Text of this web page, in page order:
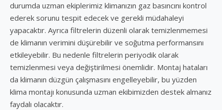
durumda uzman ekiplerimiz klimanızın gaz basıncını kontrol
ederek sorunu tespit edecek ve gerekli müdahaleyi
yapacaktır. Ayrıca filtrelerin düzenli olarak temizlenmemesi
de klimanın verimini düşürebilir ve soğutma performansını
etkileyebilir. Bu nedenle filtrelerin periyodik olarak
temizlenmesi veya değiştirilmesi önemlidir. Montaj hataları
da klimanın düzgün çalışmasını engelleyebilir, bu yüzden
klima montajı konusunda uzman ekibimizden destek almanız
faydalı olacaktır.